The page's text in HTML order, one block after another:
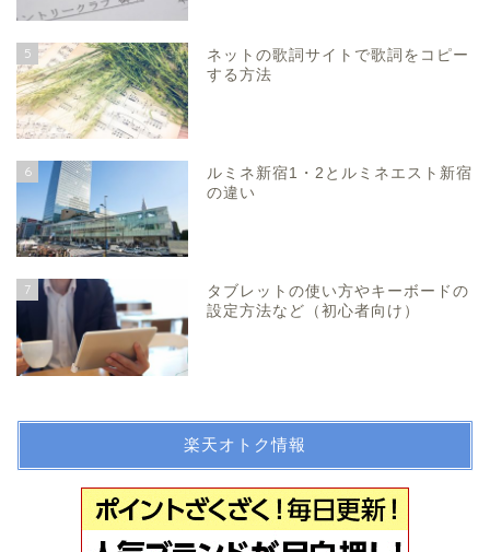
5
ネットの歌詞サイトで歌詞をコピー
する方法
6
ルミネ新宿1・2とルミネエスト新宿
の違い
7
タブレットの使い方やキーボードの
設定方法など（初心者向け）
楽天オトク情報